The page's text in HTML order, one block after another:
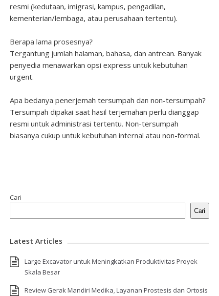
resmi (kedutaan, imigrasi, kampus, pengadilan,
kementerian/lembaga, atau perusahaan tertentu).
Berapa lama prosesnya?
Tergantung jumlah halaman, bahasa, dan antrean. Banyak
penyedia menawarkan opsi express untuk kebutuhan
urgent.
Apa bedanya penerjemah tersumpah dan non-tersumpah?
Tersumpah dipakai saat hasil terjemahan perlu dianggap
resmi untuk administrasi tertentu. Non-tersumpah
biasanya cukup untuk kebutuhan internal atau non-formal.
Cari
Cari
Latest Articles
Large Excavator untuk Meningkatkan Produktivitas Proyek
Skala Besar
Review Gerak Mandiri Medika, Layanan Prostesis dan Ortosis